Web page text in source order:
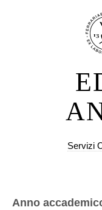
Servizi
Anno